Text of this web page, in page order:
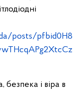
posts/pfbid0H8
і віра в